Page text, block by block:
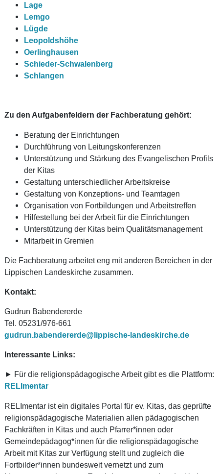
Lage
Lemgo
Lügde
Leopoldshöhe
Oerlinghausen
Schieder-Schwalenberg
Schlangen
Zu den Aufgabenfeldern der Fachberatung gehört:
Beratung der Einrichtungen
Durchführung von Leitungskonferenzen
Unterstützung und Stärkung des Evangelischen Profils
der Kitas
Gestaltung unterschiedlicher Arbeitskreise
Gestaltung von Konzeptions- und Teamtagen
Organisation von Fortbildungen und Arbeitstreffen
Hilfestellung bei der Arbeit für die Einrichtungen
Unterstützung der Kitas beim Qualitätsmanagement
Mitarbeit in Gremien
Die Fachberatung arbeitet eng mit anderen Bereichen in der
Lippischen Landeskirche zusammen.
Kontakt:
Gudrun Babendererde
Tel. 05231/976-661
gudrun.babendererde@lippische-landeskirche.de
Interessante Links:
► Für die religionspädagogische Arbeit gibt es die Plattform:
RELImentar
RELImentar ist ein digitales Portal für ev. Kitas, das geprüfte
religionspädagogische Materialien allen pädagogischen
Fachkräften in Kitas und auch Pfarrer*innen oder
Gemeindepädagog*innen für die religionspädagogische
Arbeit mit Kitas zur Verfügung stellt und zugleich die
Fortbilder*innen bundesweit vernetzt und zum